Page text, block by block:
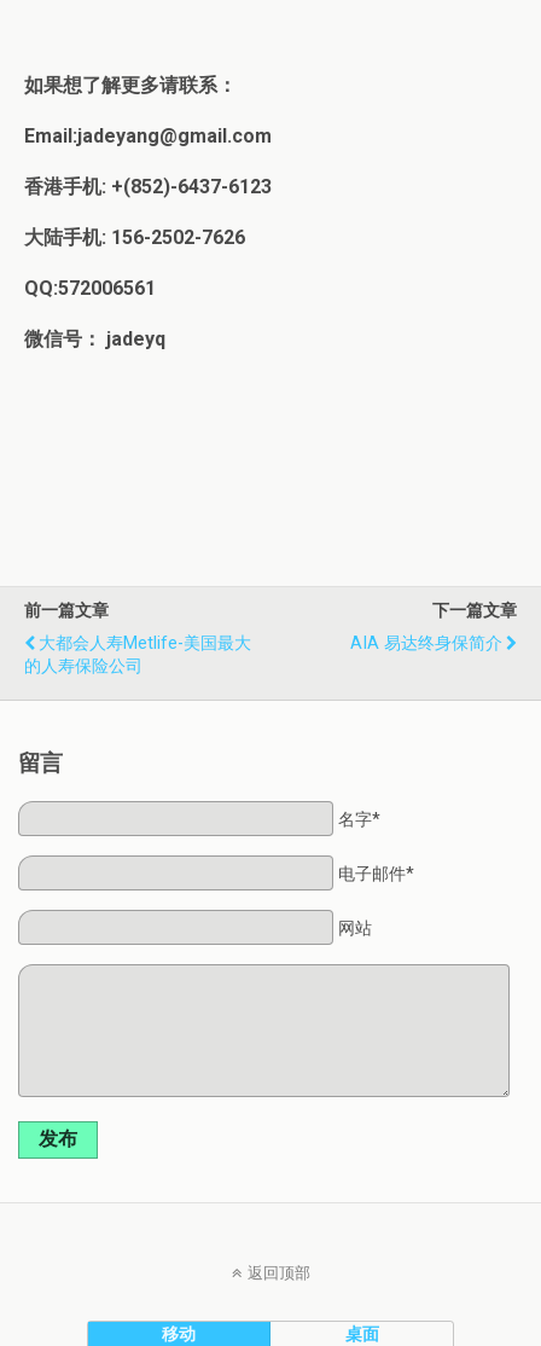
如果想了解更多请联系：
Email:jadeyang@gmail.com
香港手机: +(852)-6437-6123
大陆手机: 156-2502-7626
QQ:572006561
微信号： jadeyq
前一篇文章
大都会人寿Metlife-美国最大
的人寿保险公司
下一篇文章
AIA 易达终身保简介
留言
名字*
电子邮件*
网站
发布
返回顶部
移动 桌面